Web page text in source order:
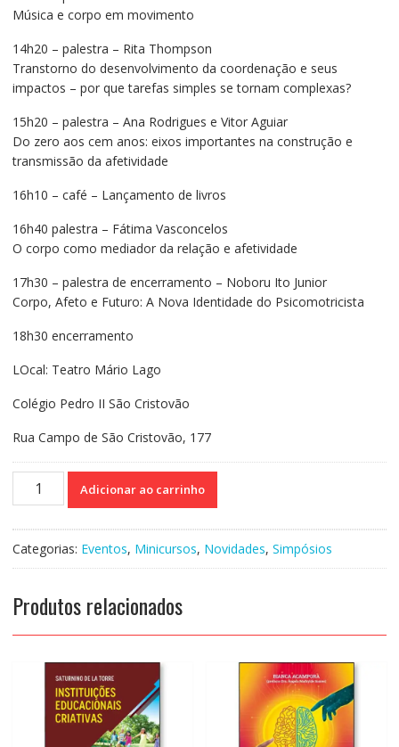
Música e corpo em movimento
14h20 – palestra – Rita Thompson
Transtorno do desenvolvimento da coordenação e seus
impactos – por que tarefas simples se tornam complexas?
15h20 – palestra – Ana Rodrigues e Vitor Aguiar
Do zero aos cem anos: eixos importantes na construção e
transmissão da afetividade
16h10 – café – Lançamento de livros
16h40 palestra – Fátima Vasconcelos
O corpo como mediador da relação e afetividade
17h30 – palestra de encerramento – Noboru Ito Junior
Corpo, Afeto e Futuro: A Nova Identidade do Psicomotricista
18h30 encerramento
LOcal: Teatro Mário Lago
Colégio Pedro II São Cristovão
Rua Campo de São Cristovão, 177
Simpósio
Afetividade
-
Rio
de
Janeiro
Adicionar ao carrinho
Categorias: Eventos, Minicursos, Novidades, Simpósios
Produtos relacionados